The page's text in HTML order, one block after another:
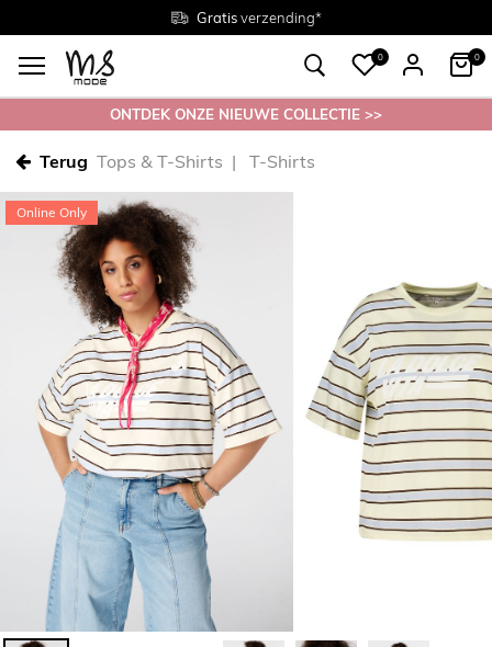
Gratisverzending*
Maten38 - 54
Gratisretourneren in de winkel
0 0
ONTDEK ONZE NIEUWE COLLECTIE >>
Terug Tops & T-Shirts T-Shirts
Online Only